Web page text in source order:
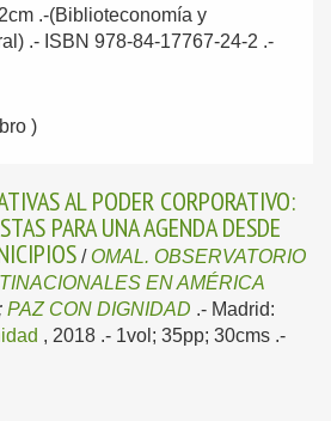
.-(Biblioteconomía y
.- ISBN 978-84-17767-24-2 .-
)
AL PODER CORPORATIVO:
PARA UNA AGENDA DESDE
/ OMAL. OBSERVATORIO
EN AMÉRICA
; PAZ CON DIGNIDAD .- Madrid:
, 2018 .- 1vol; 35pp; 30cms .-